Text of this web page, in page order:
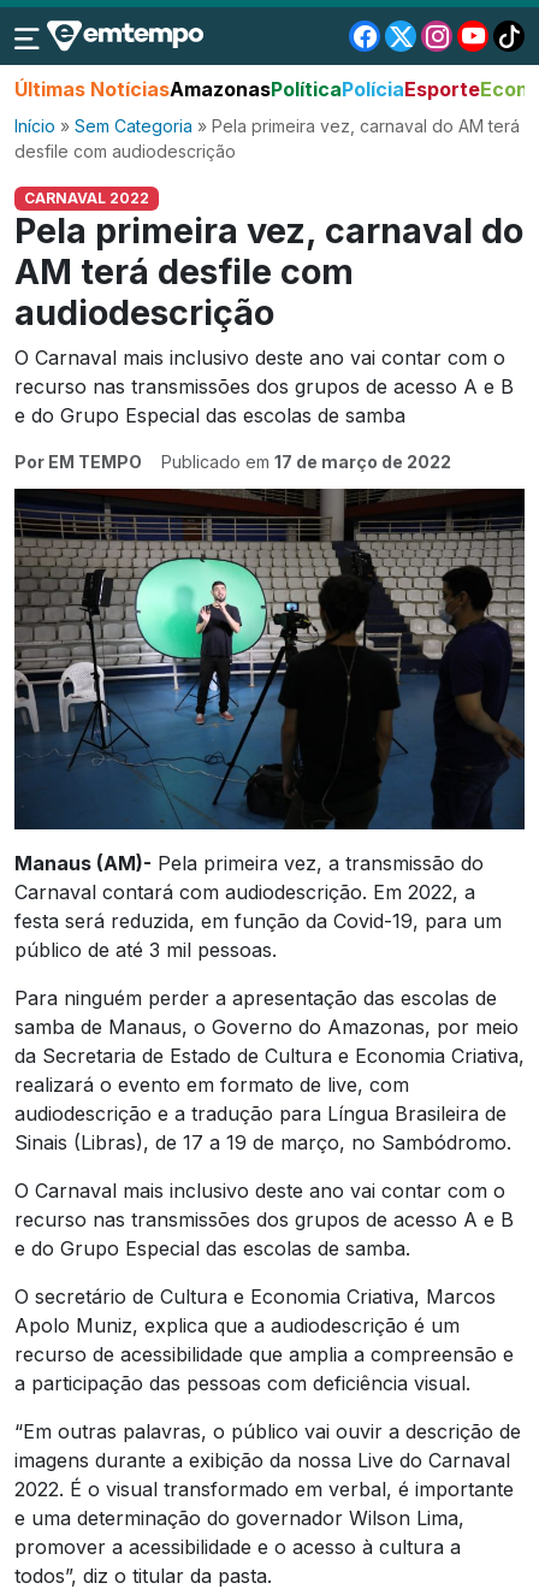
Últimas NotíciasAmazonasPolíticaPolíciaEsporte
Início » Sem Categoria » Pela primeira vez, carnaval do AM terá
desfile com audiodescrição
CARNAVAL 2022
Pela primeira vez, carnaval do
AM terá desfile com
audiodescrição
O Carnaval mais inclusivo deste ano vai contar com o
recurso nas transmissões dos grupos de acesso A e B
e do Grupo Especial das escolas de samba
Por EM TEMPO Publicado em 17 de março de 2022
Manaus (AM)- Pela primeira vez, a transmissão do
Carnaval contará com audiodescrição. Em 2022, a
festa será reduzida, em função da Covid-19, para um
público de até 3 mil pessoas.
Para ninguém perder a apresentação das escolas de
samba de Manaus, o Governo do Amazonas, por meio
da Secretaria de Estado de Cultura e Economia Criativa,
realizará o evento em formato de live, com
audiodescrição e a tradução para Língua Brasileira de
Sinais (Libras), de 17 a 19 de março, no Sambódromo.
O Carnaval mais inclusivo deste ano vai contar com o
recurso nas transmissões dos grupos de acesso A e B
e do Grupo Especial das escolas de samba.
O secretário de Cultura e Economia Criativa, Marcos
Apolo Muniz, explica que a audiodescrição é um
recurso de acessibilidade que amplia a compreensão e
a participação das pessoas com deficiência visual.
“Em outras palavras, o público vai ouvir a descrição de
imagens durante a exibição da nossa Live do Carnaval
2022. É o visual transformado em verbal, é importante
e uma determinação do governador Wilson Lima,
promover a acessibilidade e o acesso à cultura a
todos”, diz o titular da pasta.